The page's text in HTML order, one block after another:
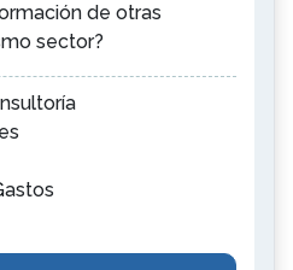
de otras
sector?